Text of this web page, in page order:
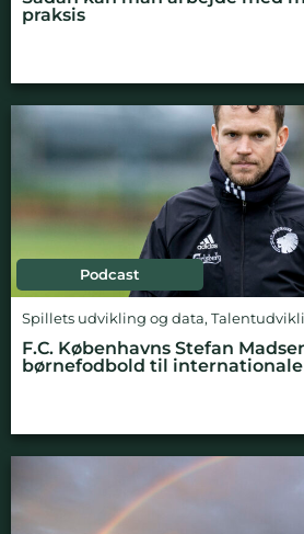
praksis
Podcast
Spillets udvikling og data,
F.C. Københavns Stefan
børnefodbold til